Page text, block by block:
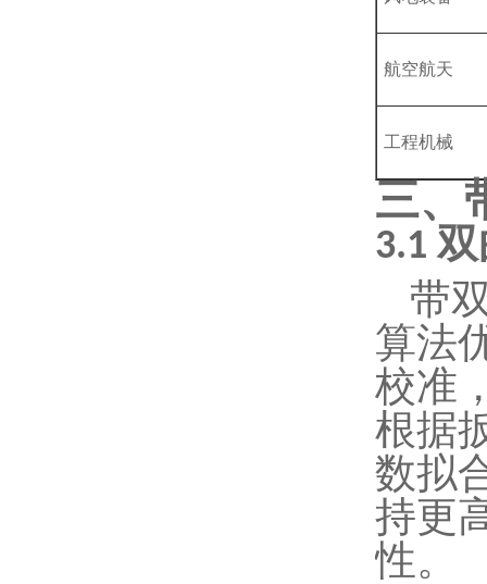
航空航天
工程机械
三、
3.1
带
算法
校准
根据
数拟
持更
性。